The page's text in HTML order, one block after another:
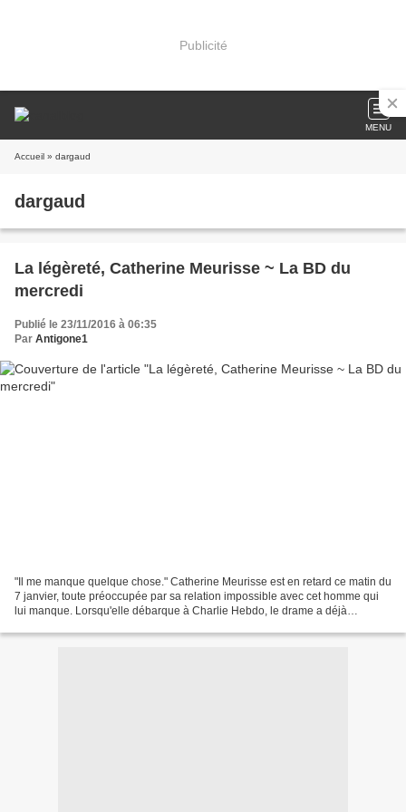
Publicité
MENU
Accueil » dargaud
dargaud
La légèreté, Catherine Meurisse ~ La BD du
mercredi
Publié le 23/11/2016 à 06:35
Par Antigone1
"Il me manque quelque chose." Catherine Meurisse est en retard ce matin du
7 janvier, toute préoccupée par sa relation impossible avec cet homme qui
lui manque. Lorsqu'elle débarque à Charlie Hebdo, le drame a déjà